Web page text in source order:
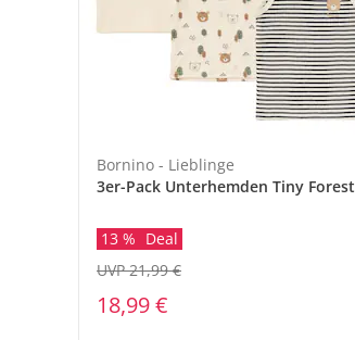
Bornino - Lieblinge
3er-Pack Unterhemden Tiny Forest
13 % Deal
18,99 €
UVP 21,99 €